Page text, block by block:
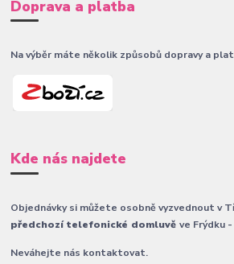
Doprava a platba
Na výběr máte několik způsobů dopravy a
Kde nás najdete
Objednávky si můžete osobně vyzvednout v
předchozí telefonické domluvěve Frýdku
Neváhejte nás kontaktovat.